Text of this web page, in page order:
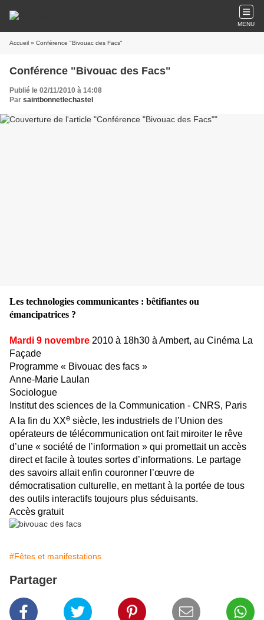
MENU
Accueil » Conférence "Bivouac des Facs"
Conférence "Bivouac des Facs"
Publié le 02/11/2010 à 14:08
Par saintbonnetlechastel
Les technologies communicantes : bêtifiantes ou
émancipatrices ?
Mardi 9 novembre 2010 à 18h30 à Ambert, au Cinéma La
Façade
Programme « Bivouac des facs »
Anne-Marie Laulan
Sociologue
Institut des sciences de la Communication - CNRS, Paris
A la fin du XXe siècle, les industriels de l’Union des
opérateurs de télécommunication ont fait miroiter le rêve
d’une « société de l’information » qui promettait un accès
direct et facile à toutes sortes d’informations. Le partage
des savoirs allait enfin couronner l’œuvre de
démocratisation culturelle, en mettant à la portée de tous
des outils interactifs toujours plus séduisants.
Accès gratuit
#Fêtes et manifestations
Partager